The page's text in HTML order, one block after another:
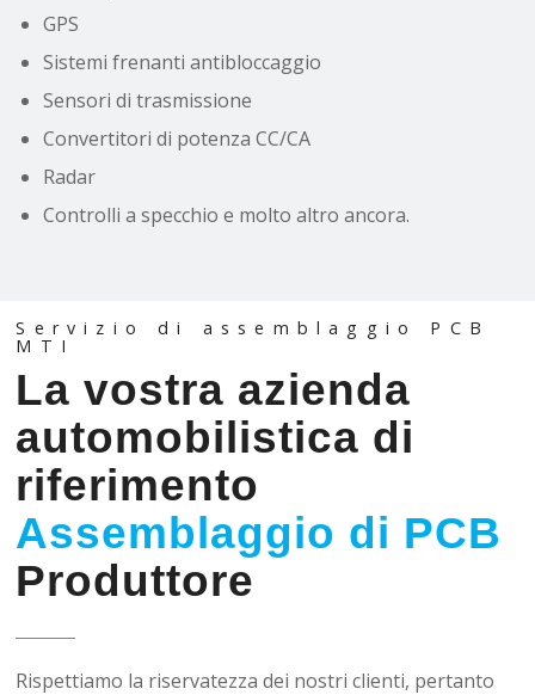
GPS
Sistemi frenanti antibloccaggio
Sensori di trasmissione
Convertitori di potenza CC/CA
Radar
Controlli a specchio e molto altro ancora.
Servizio di assemblaggio PCB
MTI
La vostra azienda
automobilistica di
riferimento
Assemblaggio di PCB
Produttore
Rispettiamo la riservatezza dei nostri clienti, pertanto